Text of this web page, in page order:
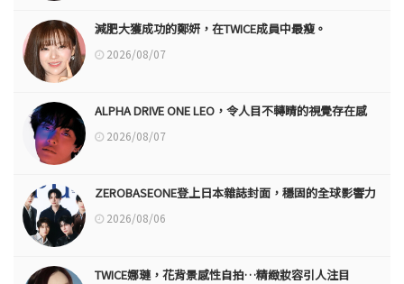
減肥大獲成功的鄭妍，在TWICE成員中最瘦。
2026/08/07
ALPHA DRIVE ONE LEO，令人目不轉睛的視覺存在感
2026/08/07
ZEROBASEONE登上日本雜誌封面，穩固的全球影響力
2026/08/06
TWICE娜璉，花背景感性自拍…精緻妝容引人注目